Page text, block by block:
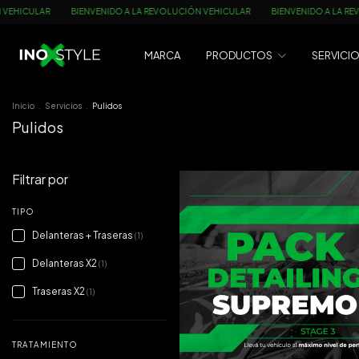
BIENVENIDO A LA REVOLUCIÓN VEHICULAR BIENVENIDO A LA
MARCA PRODUCTOS
Inicio Servicios Pulidos
Pulidos
Filtrar por
TIPO
Delanteras + Traseras (1)
Delanteras X2(1)
Traseras X2(1)
TRATAMIENTO